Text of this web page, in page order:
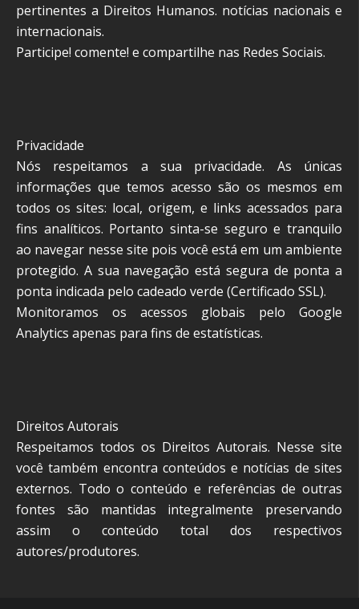
pertinentes a Direitos Humanos. notícias nacionais e
internacionais.
Participe! comente! e compartilhe nas Redes Sociais.
Privacidade
Nós respeitamos a sua privacidade. As únicas
informações que temos acesso são os mesmos em
todos os sites: local, origem, e links acessados para
fins analíticos. Portanto sinta-se seguro e tranquilo
ao navegar nesse site pois você está em um ambiente
protegido. A sua navegação está segura de ponta a
ponta indicada pelo cadeado verde (Certificado SSL).
Monitoramos os acessos globais pelo Google
Analytics apenas para fins de estatísticas.
Direitos Autorais
Respeitamos todos os Direitos Autorais. Nesse site
você também encontra conteúdos e notícias de sites
externos. Todo o conteúdo e referências de outras
fontes são mantidas integralmente preservando
assim o conteúdo total dos respectivos
autores/produtores.